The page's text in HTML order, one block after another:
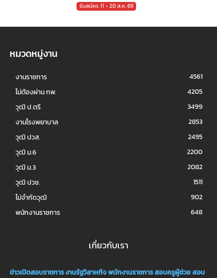
รับสมัคร 11 - 20 ส.ค. 69
หมวดหมู่งาน
งานราชการ
4561
ไม่ต้องผ่าน กพ.
4205
วุฒิ ป.ตรี
3499
งานโรงพยาบาล
2853
วุฒิ ปวส.
2495
วุฒิ ม.6
2200
วุฒิ ม.3
2082
วุฒิ ปวช.
1511
ไม่จำกัดวุฒิ
902
พนักงานราชการ
648
เกี่ยวกับเรา
ข่าวเปิดสอบราชการงานรัฐวิสาหกิจพนักงานราชการสอบครูผู้ช่วยสอบ